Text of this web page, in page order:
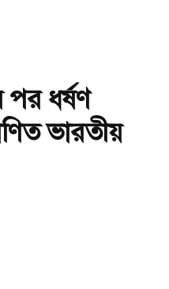
পর ধর্ষণ
ভারতীয়